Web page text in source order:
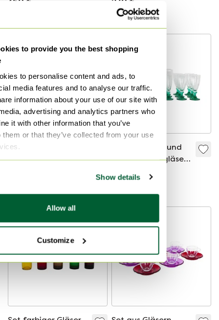
to provide you the best shopping
to personalise content and ads, to
media features and to analyse our traffic.
information about your use of our site with
advertising and analytics partners who
it with other information that you’ve
them or that they’ve collected from your use
Show details
Allow all
Customize
Karlsson Ticka ca.
1960er Jahre
Bieten ab 240 €
-8%
Smeg x Dolce &
Gabbana „Sicily Is
Set aus Wein- und
Champagnergläsern,
hergestellt in Italien
199 €